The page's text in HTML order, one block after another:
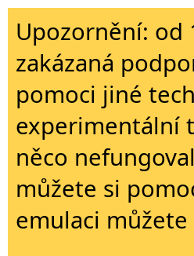
Upozornění: od
zakázaná
pomoci jiné
experimentální
něco
můžete si
emulaci